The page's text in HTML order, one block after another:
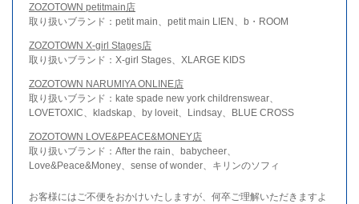
ZOZOTOWN petitmain店
取り扱いブランド：petit main、petit main LIEN、b・ROOM
ZOZOTOWN X-girl Stages店
取り扱いブランド：X-girl Stages、XLARGE KIDS
ZOZOTOWN NARUMIYA ONLINE店
取り扱いブランド：kate spade new york childrenswear、
LOVETOXIC、kladskap、by loveit、Lindsay、BLUE CROSS
ZOZOTOWN LOVE&PEACE&MONEY店
取り扱いブランド：After the rain、babycheer、
Love&Peace&Money、sense of wonder、キリンのソフィ
お客様にはご不便をおかけいたしますが、何卒ご理解いただきますよ